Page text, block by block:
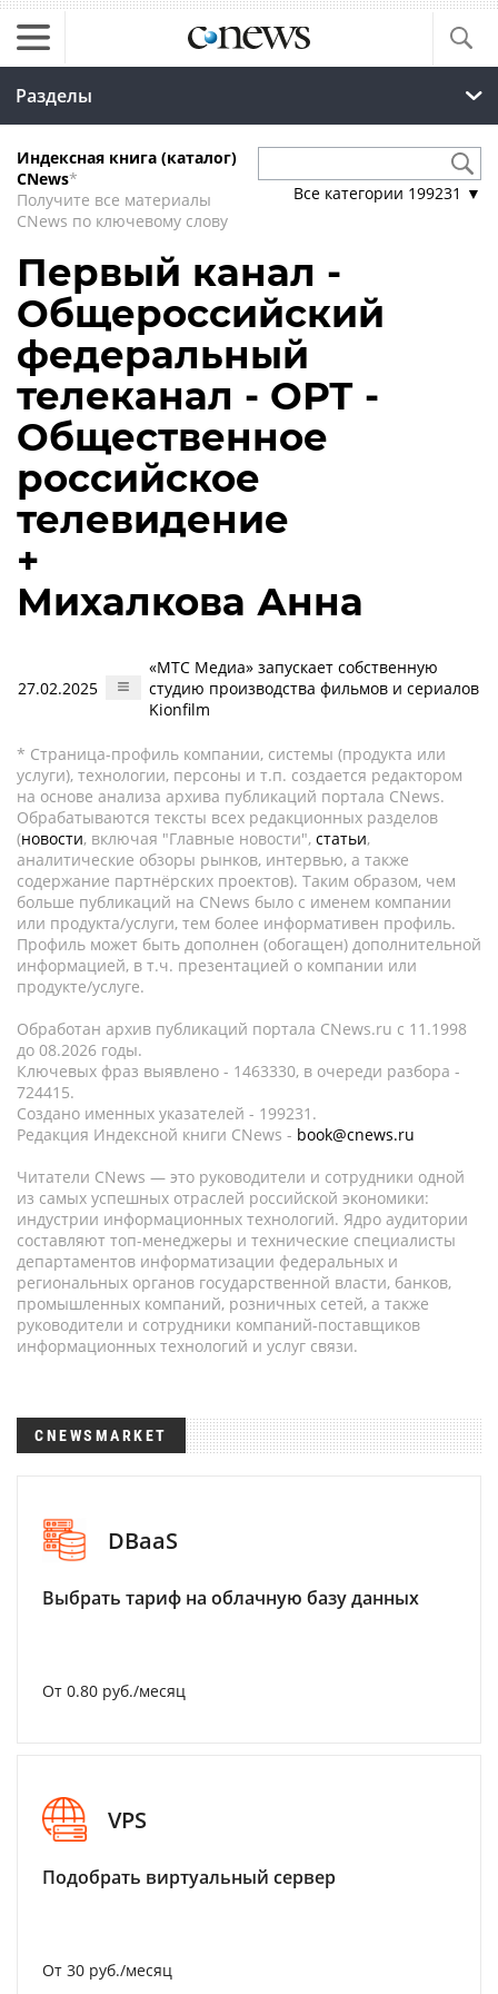
Разделы
Индексная книга (каталог)
CNews*
Получите все материалы
CNews по ключевому слову
Все категории 199231 ▼
Первый канал -
Общероссийский
федеральный
телеканал - ОРТ -
Общественное
российское
телевидение
+
Михалкова Анна
27.02.2025
«МТС Медиа» запускает собственную
студию производства фильмов и сериалов
Kionfilm
* Страница-профиль компании, системы (продукта или
услуги), технологии, персоны и т.п. создается редактором
на основе анализа архива публикаций портала CNews.
Обрабатываются тексты всех редакционных разделов
(новости, включая "Главные новости", статьи,
аналитические обзоры рынков, интервью, а также
содержание партнёрских проектов). Таким образом, чем
больше публикаций на CNews было с именем компании
или продукта/услуги, тем более информативен профиль.
Профиль может быть дополнен (обогащен) дополнительной
информацией, в т.ч. презентацией о компании или
продукте/услуге.
Обработан архив публикаций портала CNews.ru c 11.1998
до 08.2026 годы.
Ключевых фраз выявлено - 1463330, в очереди разбора -
724415.
Создано именных указателей - 199231.
Редакция Индексной книги CNews - book@cnews.ru
Читатели CNews — это руководители и сотрудники одной
из самых успешных отраслей российской экономики:
индустрии информационных технологий. Ядро аудитории
составляют топ-менеджеры и технические специалисты
департаментов информатизации федеральных и
региональных органов государственной власти, банков,
промышленных компаний, розничных сетей, а также
руководители и сотрудники компаний-поставщиков
информационных технологий и услуг связи.
CNEWSMARKET
DBaaS
Выбрать тариф на облачную базу данных
От 0.80 руб./месяц
VPS
Подобрать виртуальный сервер
От 30 руб./месяц